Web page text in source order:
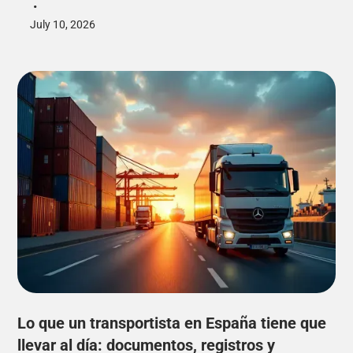
•
July 10, 2026
Lo que un transportista en España tiene que
llevar al día: documentos, registros y